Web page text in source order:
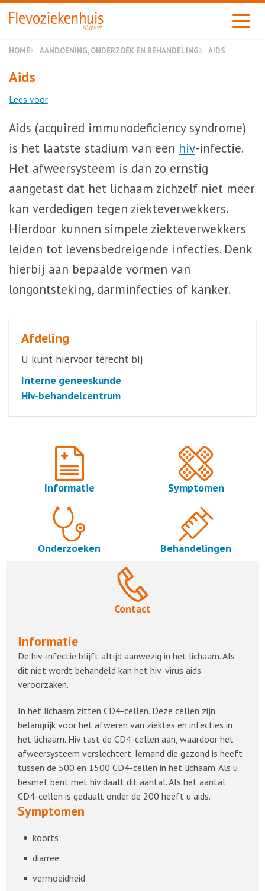
Almere
HOME AANDOENING, ONDERZOEK EN BEHANDELING AIDS
Aids
Lees voor
Aids (acquired immunodeficiency syndrome)
is het laatste stadium van een hiv-infectie.
Het afweersysteem is dan zo ernstig
aangetast dat het lichaam zichzelf niet meer
kan verdedigen tegen ziekteverwekkers.
Hierdoor kunnen simpele ziekteverwekkers
leiden tot levensbedreigende infecties. Denk
hierbij aan bepaalde vormen van
longontsteking, darminfecties of kanker.
Afdeling
U kunt hiervoor terecht bij
Interne geneeskunde
Hiv-behandelcentrum
Informatie Symptomen
Onderzoeken Behandelingen
Contact
Informatie
De hiv-infectie blijft altijd aanwezig in het lichaam. Als
dit niet wordt behandeld kan het hiv-virus aids
veroorzaken.
In het lichaam zitten CD4-cellen. Deze cellen zijn
belangrijk voor het afweren van ziektes en infecties in
het lichaam. Hiv tast de CD4-cellen aan, waardoor het
afweersysteem verslechtert. Iemand die gezond is heeft
tussen de 500 en 1500 CD4-cellen in het lichaam. Als u
besmet bent met hiv daalt dit aantal. Als het aantal
CD4-cellen is gedaalt onder de 200 heeft u aids.
Symptomen
koorts
diarree
vermoeidheid